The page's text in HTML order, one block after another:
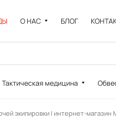
О НАС БЛОГ
Тактическая медицина
экипировки | интернет-магазин